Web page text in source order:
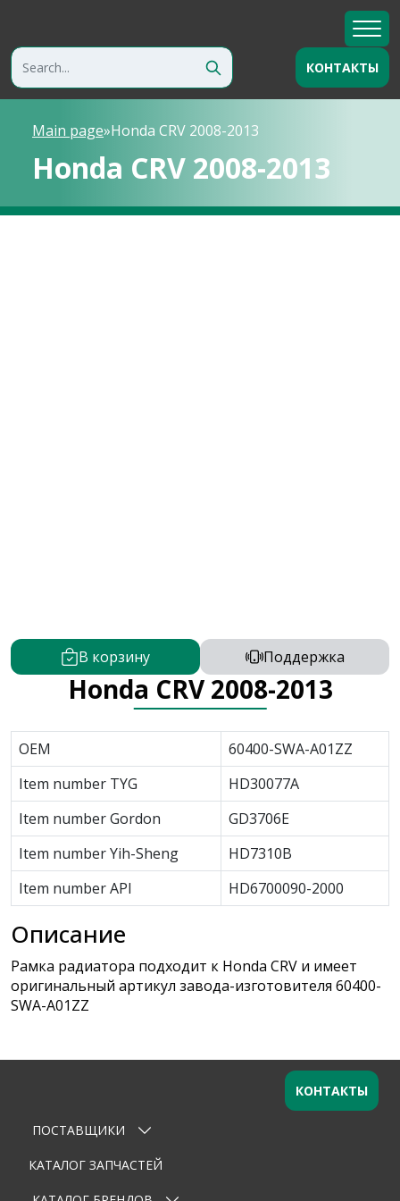
КОНТАКТЫ
Main page»Honda CRV 2008-2013
Honda CRV 2008-2013
В корзину Поддержка
Honda CRV 2008-2013
OEM
60400-SWA-A01ZZ
Item number TYG
HD30077A
Item number Gordon
GD3706E
Item number Yih-Sheng
HD7310B
Item number API
HD6700090-2000
Описание
Рамка радиатора подходит к Honda CRV и имеет
оригинальный артикул завода-изготовителя 60400-
SWA-A01ZZ
Оставьте заявку
Ваше имя
ПОСТАВЩИКИ
КАТАЛОГ ЗАПЧАСТЕЙ
КОНТАКТЫ